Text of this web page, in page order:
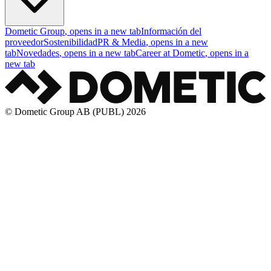
Dometic Group, opens in a new tabInformación del
proveedorSostenibilidadPR & Media, opens in a new
tabNovedades, opens in a new tabCareer at Dometic, opens in a
new tab
© Dometic Group AB (PUBL) 2026